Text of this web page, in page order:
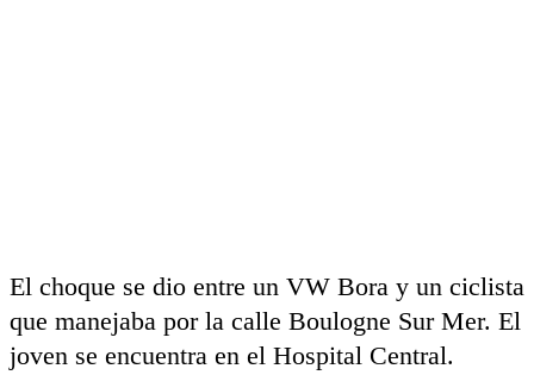
El choque se dio entre un VW Bora y un ciclista
que manejaba por la calle Boulogne Sur Mer. El
joven se encuentra en el Hospital Central.